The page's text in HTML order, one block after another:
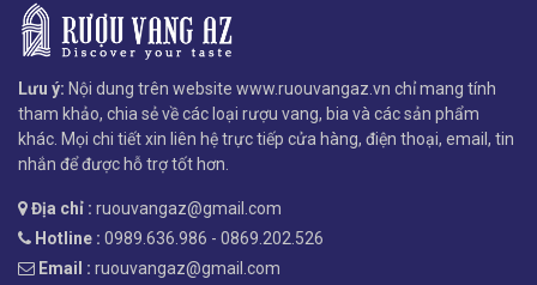
Lưu ý: Nội dung trên website www.ruouvangaz.vn chỉ mang tính
tham khảo, chia sẻ về các loại rượu vang, bia và các sản phẩm
khác. Mọi chi tiết xin liên hệ trực tiếp cửa hàng, điện thoại, email, tin
nhắn để được hỗ trợ tốt hơn.
Địa chỉ : ruouvangaz@gmail.com
Hotline : 0989.636.986 - 0869.202.526
Email : ruouvangaz@gmail.com